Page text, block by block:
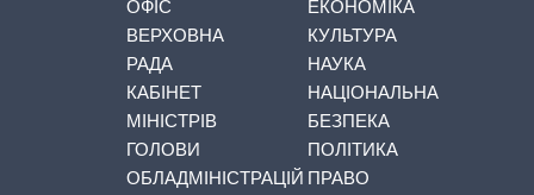
ОФІС
ВЕРХОВНА
РАДА
КАБІНЕТ
МІНІСТРІВ
ГОЛОВИ
ОБЛАДМІНІСТРАЦІЙ
ЕКОНОМІКА
КУЛЬТУРА
НАУКА
НАЦІОНАЛЬНА
БЕЗПЕКА
ПОЛІТИКА
ПРАВО